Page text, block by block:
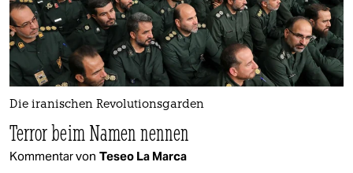
Die iranischen Revolutionsgarden
Terror beim Namen nennen
Kommentar von Teseo La Marca